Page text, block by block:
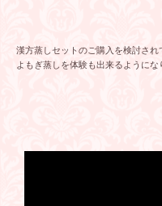
漢方蒸しセットのご購入を検討さ
よもぎ蒸しを体験も出来るようにな